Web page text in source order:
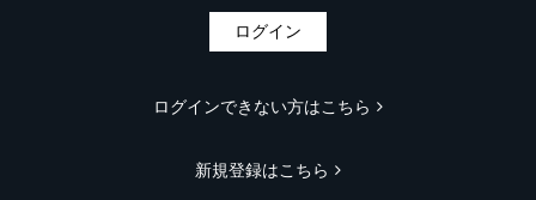
ログイン
ログインできない方はこちら
新規登録はこちら